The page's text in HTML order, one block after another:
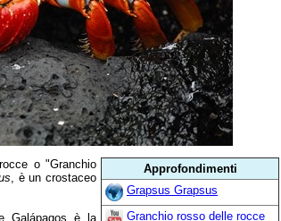
Approfondimenti
Grapsus Grapsus
Granchio rosso delle rocce
o "Granchio
, è un crostaceo
Galápagos è la